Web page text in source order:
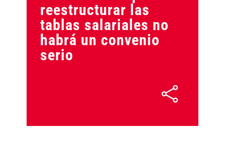
reestructurar las
tablas salariales no
habrá un convenio
serio